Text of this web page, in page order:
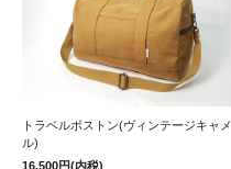
トラベルボストン(ヴィンテージキャメ
ル)
16,500円(内税)